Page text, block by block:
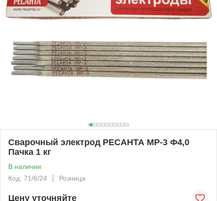
Сварочный электрод РЕСАНТА МР-3 Ф4,0
Пачка 1 кг
В наличии
Код: 71/6/24
Розница
Цену уточняйте